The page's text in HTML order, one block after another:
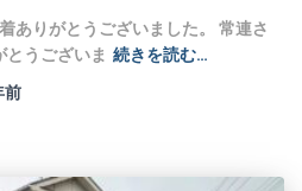
ありがとうございました。 常連さ
とうございま 続きを読む…
前